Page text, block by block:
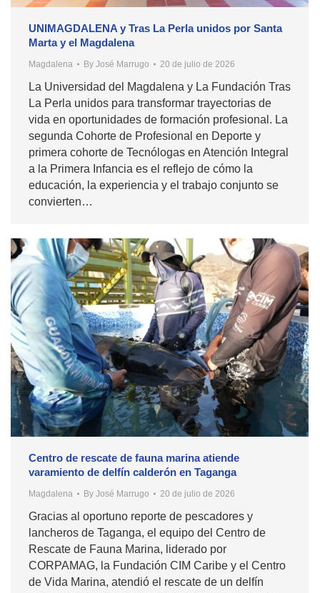
UNIMAGDALENA y Tras La Perla unidos por Santa
Marta y el Magdalena
Magdalena By José Marrugo 20 de julio de 2026
La Universidad del Magdalena y La Fundación Tras
La Perla unidos para transformar trayectorias de
vida en oportunidades de formación profesional. La
segunda Cohorte de Profesional en Deporte y
primera cohorte de Tecnólogas en Atención Integral
a la Primera Infancia es el reflejo de cómo la
educación, la experiencia y el trabajo conjunto se
convierten…
Centro de rescate de fauna marina atiende
varamiento de delfín calderón en Taganga
Magdalena By José Marrugo 20 de julio de 2026
Gracias al oportuno reporte de pescadores y
lancheros de Taganga, el equipo del Centro de
Rescate de Fauna Marina, liderado por
CORPAMAG, la Fundación CIM Caribe y el Centro
de Vida Marina, atendió el rescate de un delfín